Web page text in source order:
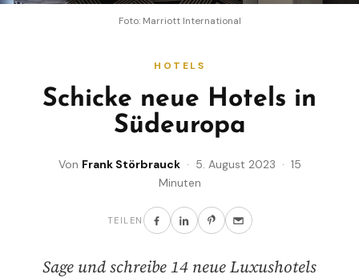
Foto: Marriott International
HOTELS
Schicke neue Hotels in
Südeuropa
Von Frank Störbrauck· 5. August 2023 · 15
Minuten
TEILEN
Sage und schreibe 14 neue Luxushotels